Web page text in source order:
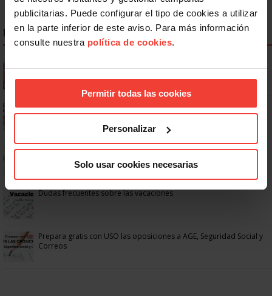
publicitarias. Puede configurar el tipo de cookies a utilizar
en la parte inferior de este aviso. Para más información
consulte nuestra política de cookies.
Permitir todas las cookies
Personalizar
Solo usar cookies necesarias
NOTICIAS MÁS LEÍDAS
Ya os podéis descargar la app de USO
No: si un festivo cae en sábado, no tienen por qué darte un día
Dudas frecuentes sobre las vacaciones
Prepara gratis con USO las oposiciones a AGE, Seguridad Social y
Correos